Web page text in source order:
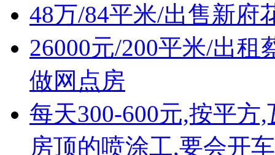
48万/84平米/出售新府
26000元/200平米/出
做网点房
每天300-600元,按平方
房顶的喷涂工,要会开车